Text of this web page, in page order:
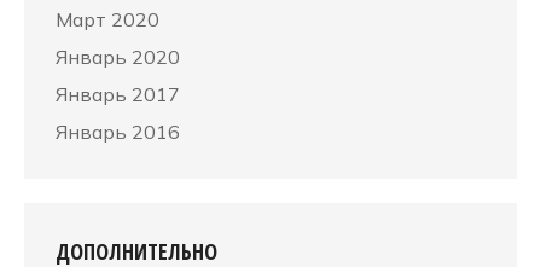
Март 2020
Январь 2020
Январь 2017
Январь 2016
ДОПОЛНИТЕЛЬНО